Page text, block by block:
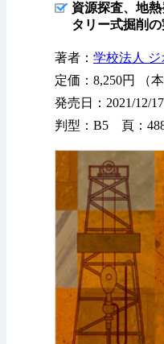
資源探査、地
タリー式掘削
著者： 学校法人 ジ
定価：8,250円 （
発売日：2021/12/17
判型：B5 頁：